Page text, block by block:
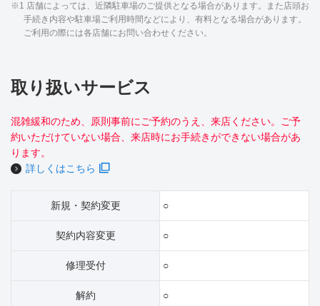
※1 店舗によっては、近隣駐車場のご提供となる場合があります。また店頭お
手続き内容や駐車場ご利用時間などにより、有料となる場合があります。
ご利用の際には各店舗にお問い合わせください。
取り扱いサービス
混雑緩和のため、原則事前にご予約のうえ、来店ください。ご予
約いただけていない場合、来店時にお手続きができない場合があ
ります。
詳しくはこちら
新規・契約変更 ○
契約内容変更 ○
修理受付 ○
解約 ○